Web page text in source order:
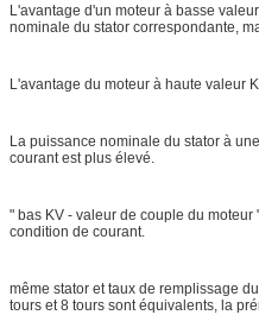
L'avantage d'un moteur à basse
nominale du stator correspondante,
L'avantage du moteur à haute valeur
La puissance nominale du stator à
courant est plus élevé.
" bas KV - valeur de couple du
condition de courant.
même stator et taux de remplissage
tours et 8 tours sont équivalents, la